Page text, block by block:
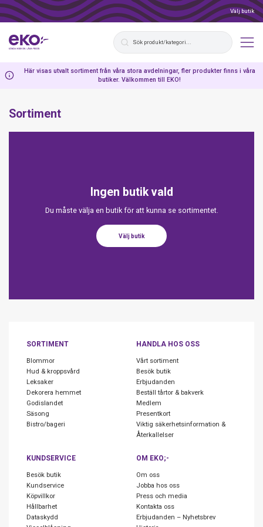
Välj butik
Här visas utvalt sortiment från våra stora avdelningar, fler produkter finns i våra
butiker. Välkommen till EKO!
Sortiment
Ingen butik vald
Du måste välja en butik för att kunna se sortimentet.
Välj butik
SORTIMENT
Blommor
Hud & kroppsvård
Leksaker
Dekorera hemmet
Godislandet
Säsong
Bistro/bageri
HANDLA HOS OSS
Vårt sortiment
Besök butik
Erbjudanden
Beställ tårtor & bakverk
Medlem
Presentkort
Viktig säkerhetsinformation &
Återkallelser
KUNDSERVICE
Besök butik
Kundservice
Köpvillkor
Hållbarhet
Dataskydd
OM EKO;-
Om oss
Jobba hos oss
Press och media
Kontakta oss
Erbjudanden – Nyhetsbrev